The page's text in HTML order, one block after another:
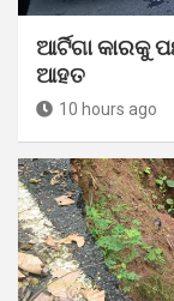
ଆର୍ଟିଗା କାରକୁ
ଆହତ
10 hours ago